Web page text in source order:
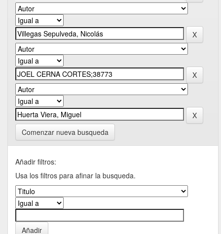
Comenzar nueva busqueda
Añadir filtros:
Usa los filtros para afinar la busqueda.